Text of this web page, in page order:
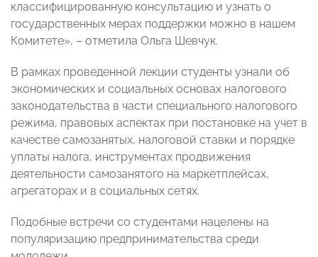
классифицированную консультацию и узнать о
государственных мерах поддержки можно в нашем
Комитете», – отметила Ольга Шевчук.
В рамках проведенной лекции студенты узнали об
экономических и социальных основах налогового
законодательства в части специального налогового
режима, правовых аспектах при постановке на учет в
качестве самозанятых, налоговой ставки и порядке
уплаты налога, инструментах продвижения
деятельности самозанятого на маркетплейсах,
агрегаторах и в социальных сетях.
Подобные встречи со студентами нацелены на
популяризацию предпринимательства среди